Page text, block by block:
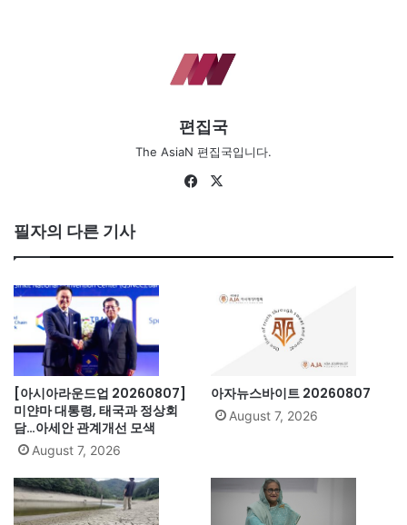
편집국
The AsiaN 편집국입니다.
Fa
필자의 다른 기사
[아시아라운드업 20260807]
미얀마 대통령, 태국과 정상회
담…아세안 관계개선 모색
August 7, 2026
아자뉴스바이트 20260807
August 7, 2026